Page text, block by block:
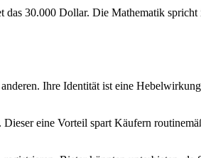
30.000 Dollar. Die Mathematik
Ihre Identität ist eine
eine Vorteil spart Käufern